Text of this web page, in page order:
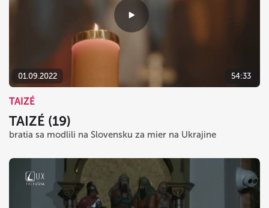
01.09.2022 54:33
TAIZÉ
TAIZÉ (19)
bratia sa modlili na Slovensku za mier na Ukrajine